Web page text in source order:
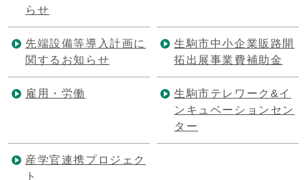
らせ
先端設備等導入計画に
関するお知らせ
生駒市中小企業販路開
拓出展事業費補助金
雇用・労働
生駒市テレワーク&イ
ンキュベーションセン
ター
産学官連携プロジェク
ト